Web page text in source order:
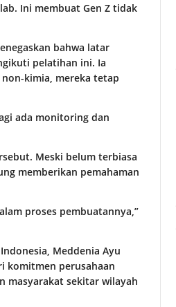
Ini membuat Gen Z tidak
bahwa latar
pelatihan ini. Ia
kimia, mereka tetap
ada monitoring dan
Meski belum terbiasa
memberikan pemahaman
proses pembuatannya,”
Meddenia Ayu
komitmen perusahaan
masyarakat sekitar wilayah